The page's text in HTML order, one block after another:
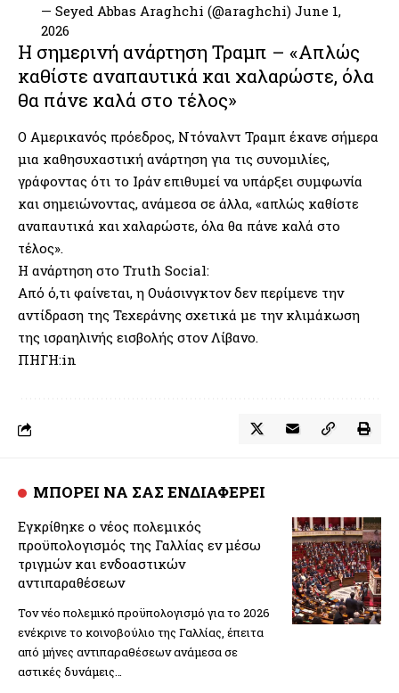
— Seyed Abbas Araghchi (@araghchi) June 1,
2026
Η σημερινή ανάρτηση Τραμπ – «Απλώς
καθίστε αναπαυτικά και χαλαρώστε, όλα
θα πάνε καλά στο τέλος»
Ο Αμερικανός πρόεδρος, Ντόναλντ Τραμπ έκανε σήμερα
μια καθησυχαστική ανάρτηση για τις συνομιλίες,
γράφοντας ότι το Ιράν επιθυμεί να υπάρξει συμφωνία
και σημειώνοντας, ανάμεσα σε άλλα, «απλώς καθίστε
αναπαυτικά και χαλαρώστε, όλα θα πάνε καλά στο
τέλος».
Η ανάρτηση στο Truth Social:
Από ό,τι φαίνεται, η Ουάσινγκτον δεν περίμενε την
αντίδραση της Τεχεράνης σχετικά με την κλιμάκωση
της ισραηλινής εισβολής στον Λίβανο.
ΠΗΓΗ:in
ΜΠΟΡΕΙ ΝΑ ΣΑΣ ΕΝΔΙΑΦΕΡΕΙ
Εγκρίθηκε ο νέος πολεμικός
προϋπολογισμός της Γαλλίας εν μέσω
τριγμών και ενδοαστικών
αντιπαραθέσεων
Τον νέο πολεμικό προϋπολογισμό για το 2026
ενέκρινε το κοινοβούλιο της Γαλλίας, έπειτα
από μήνες αντιπαραθέσεων ανάμεσα σε
αστικές δυνάμεις…